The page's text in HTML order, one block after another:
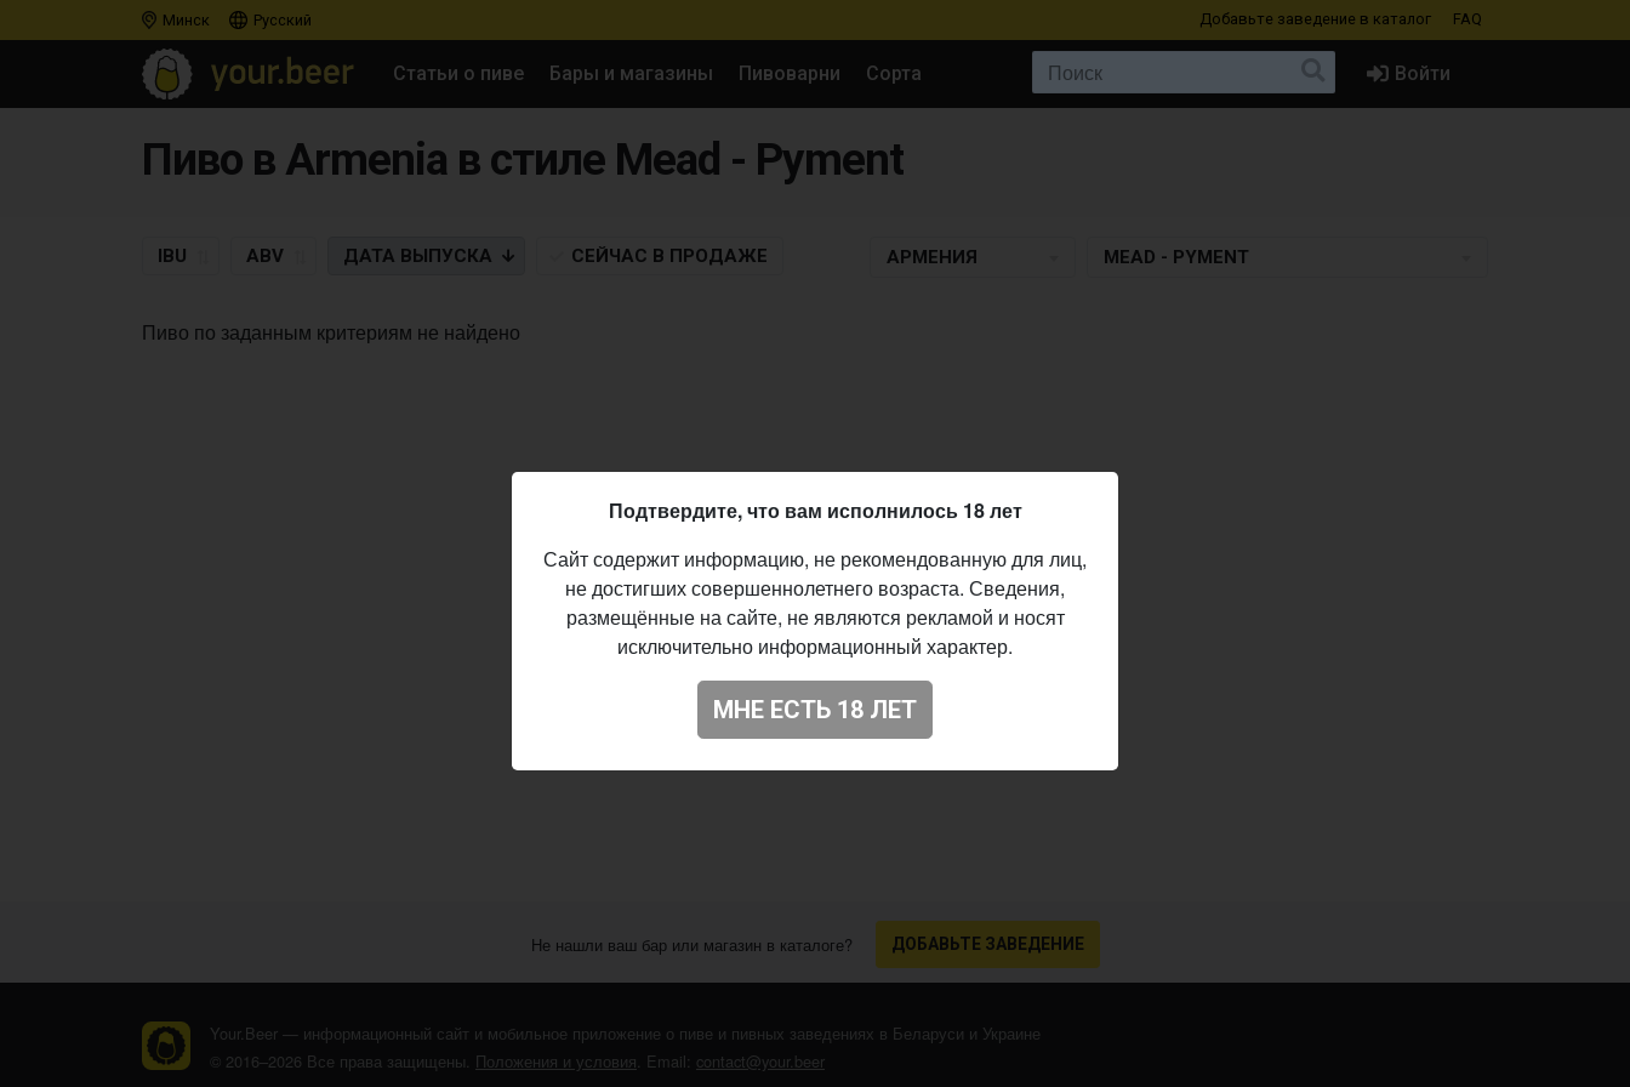
Минск Русский Добавьте заведение в каталог FAQ
Статьи о пиве Бары и магазины Пивоварни Сорта Войти
Пиво в Armenia в стиле Mead - Pyment
IBU ABV ДАТА ВЫПУСКА СЕЙЧАС В ПРОДАЖЕ АРМЕНИЯ MEAD - PYMENT
Пиво по заданным критериям не найдено
Не нашли ваш бар или магазин в каталоге? ДОБАВЬТЕ ЗАВЕДЕНИЕ
Your.Beer — информационный сайт и мобильное приложение о пиве и пивных заведениях в Беларуси и Украине
© 2016–2026 Все права защищены. Положения и условия. Email: contact@your.beer
Подтвердите, что вам исполнилось 18 лет
Сайт содержит информацию, не рекомендованную для лиц,
не достигших совершеннолетнего возраста. Сведения,
размещённые на сайте, не являются рекламой и носят
исключительно информационный характер.
МНЕ ЕСТЬ 18 ЛЕТ